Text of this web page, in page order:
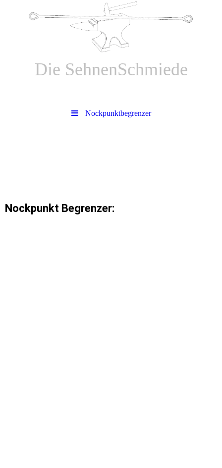
Die SehnenSchmiede
Nockpunktbegrenzer
Nockpunkt Begrenzer: